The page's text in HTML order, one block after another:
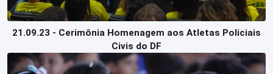
21.09.23 - Cerimônia Homenagem aos Atletas Policiais
Civis do DF